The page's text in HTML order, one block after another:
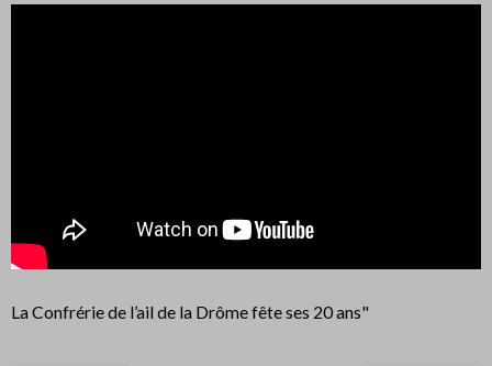
La Confrérie de l’ail de la Drôme fête ses 20 ans"